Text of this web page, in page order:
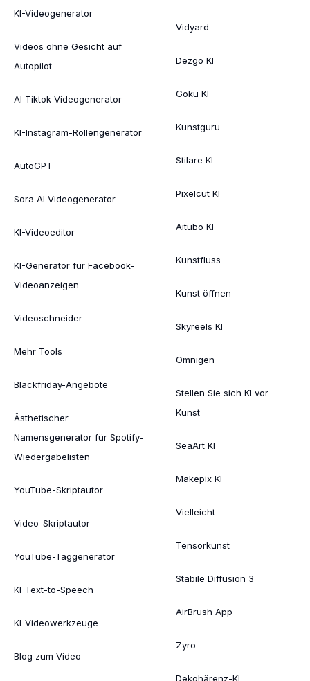
KI-Videogenerator
Videos ohne Gesicht auf
Autopilot
AI Tiktok-Videogenerator
KI-Instagram-Rollengenerator
AutoGPT
Sora AI Videogenerator
KI-Videoeditor
KI-Generator für Facebook-
Videoanzeigen
Videoschneider
Mehr Tools
Blackfriday-Angebote
Ästhetischer
Namensgenerator für Spotify-
Wiedergabelisten
YouTube-Skriptautor
Video-Skriptautor
YouTube-Taggenerator
KI-Text-to-Speech
KI-Videowerkzeuge
Blog zum Video
Vidyard
Dezgo KI
Goku KI
Kunstguru
Stilare KI
Pixelcut KI
Aitubo KI
Kunstfluss
Kunst öffnen
Skyreels KI
Omnigen
Stellen Sie sich KI vor
Kunst
SeaArt KI
Makepix KI
Vielleicht
Tensorkunst
Stabile Diffusion 3
AirBrush App
Zyro
Dekohärenz-KI